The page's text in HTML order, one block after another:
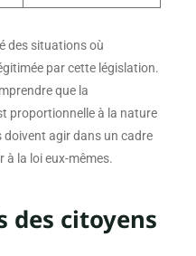
des situations où
par cette législation.
que la
proportionnelle à la nature
agir dans un cadre
à la loi eux-mêmes.
des citoyens